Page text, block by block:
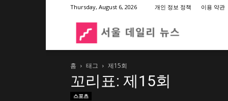
Thursday, August 6, 2026 개인 정보 정책 이용 약관
홈 태그 제15회
꼬리표: 제15회
스포츠